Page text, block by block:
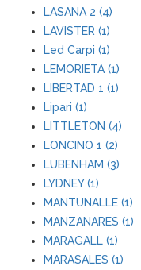
LASANA 2 (4)
LAVISTER (1)
Led Carpi (1)
LEMORIETA (1)
LIBERTAD 1 (1)
Lipari (1)
LITTLETON (4)
LONCINO 1 (2)
LUBENHAM (3)
LYDNEY (1)
MANTUNALLE (1)
MANZANARES (1)
MARAGALL (1)
MARASALES (1)